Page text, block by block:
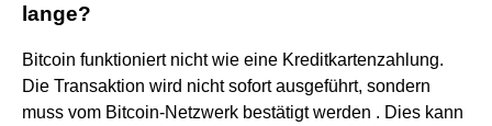
lange?
Bitcoin funktioniert nicht wie eine Kreditkartenzahlung.
Die Transaktion wird nicht sofort ausgeführt, sondern
muss vom Bitcoin-Netzwerk bestätigt werden . Dies kann